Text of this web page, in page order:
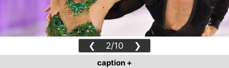
❮ 2/10 ❯
caption +